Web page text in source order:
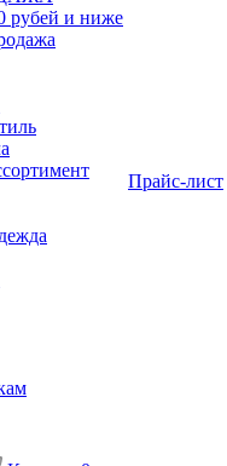
рубей и ниже
Прайс-лист